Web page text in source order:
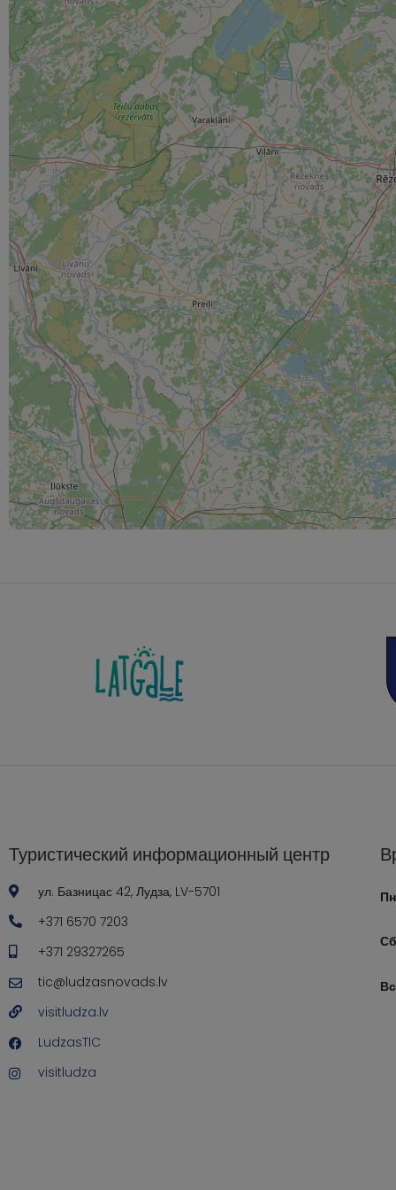
Туристический информационный центр
ул. Базницас 42, Лудза, LV-5701
+371 6570 7203
+371 29327265
tic@ludzasnovads.lv
visitludza.lv
LudzasTIC
visitludza